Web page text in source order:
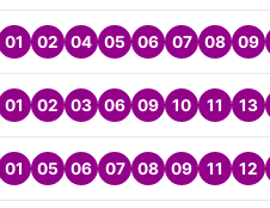
01 02 04 05 06 07 08 09
01 02 03 06 09 10 11 13
01 05 06 07 08 09 11 12